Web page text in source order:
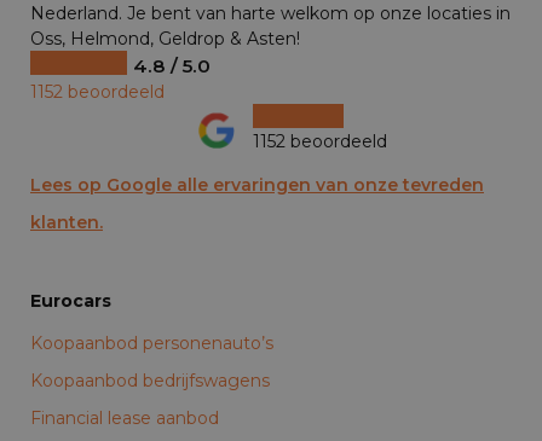
Nederland. Je bent van harte welkom op onze locaties in
Oss, Helmond, Geldrop & Asten!
4.8 / 5.0
1152 beoordeeld
1152 beoordeeld
Lees op Google alle ervaringen van onze tevreden
klanten.
Eurocars
Koopaanbod personenauto’s
Koopaanbod bedrijfswagens
Financial lease aanbod